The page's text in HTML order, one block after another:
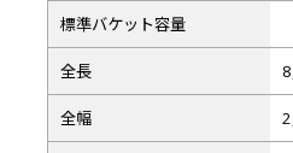
標準バケット容量
全長
全幅